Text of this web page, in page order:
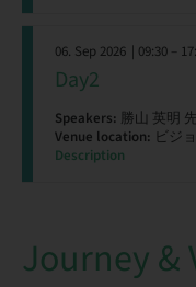
06. Sep 2026 | 09:30 –
Day2
Speakers: 勝山 英明
Venue location: ビジ
Description
Journey &